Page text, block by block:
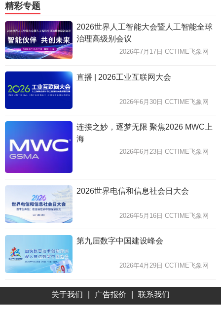
精彩专题
2026世界人工智能大会暨人工智能全球
治理高级别会议
2026年7月17日 CCTIME飞象网
直播 | 2026工业互联网大会
2026年6月30日 CCTIME飞象网
连接之妙，逐梦无限 聚焦2026 MWC上
海
2026年6月23日 CCTIME飞象网
2026世界电信和信息社会日大会
2026年5月16日 CCTIME飞象网
第九届数字中国建设峰会
2026年4月29日 CCTIME飞象网
关于我们 广告报价 联系我们